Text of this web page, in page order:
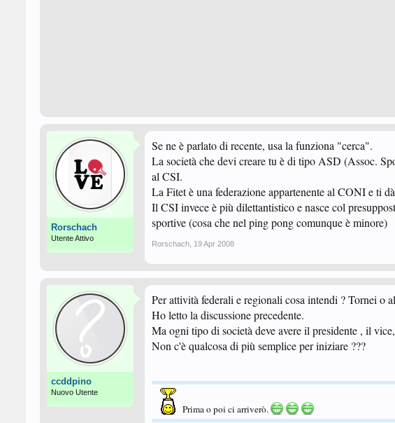
Rorschach
Utente Attivo
Se ne è parlato di recente, usa la funziona "cerca".
La società che devi creare tu è di tipo ASD (Assoc.
al CSI.
La Fitet è una federazione appartenente al CONI e ti
Il CSI invece è più dilettantistico e nasce col
sportive (cosa che nel ping pong comunque è minore)
Rorschach 19 Apr 2008
ccddpino
Nuovo Utente
Per attività federali e regionali cosa intendi ? Tornei o
Ho letto la discussione precedente.
Ma ogni tipo di società deve avere il presidente , il
Non c'è qualcosa di più semplice per iniziare ???
Prima o poi ci arriverò.